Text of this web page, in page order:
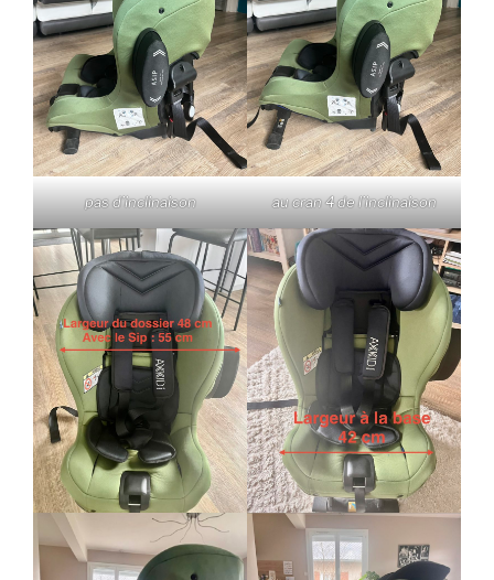
pas d’inclinaison au cran 4 de l’inclinaison